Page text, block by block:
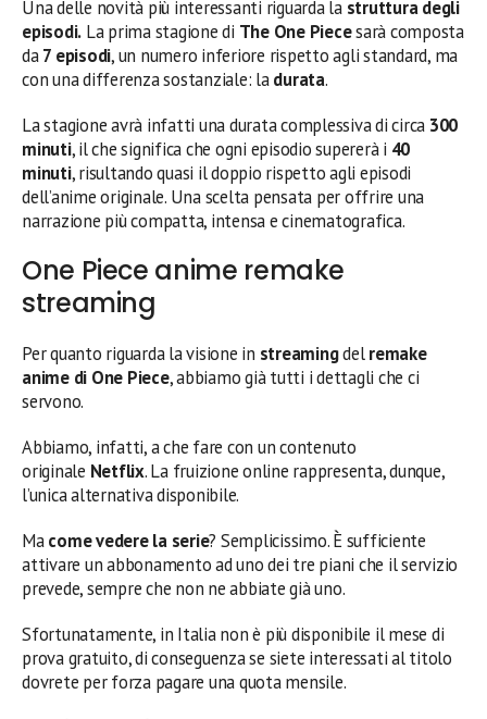
Una delle novità più interessanti riguarda lastruttura degli
episodi. La prima stagione di The One Piecesarà composta
da7 episodi, un numero inferiore rispetto agli standard, ma
con una differenza sostanziale: ladurata.
La stagione avrà infatti una durata complessiva di circa 300
minuti, il che significa che ogni episodio supererà i 40
minuti, risultando quasi il doppio rispetto agli episodi
dell’anime originale. Una scelta pensata per offrire una
narrazione più compatta, intensa e cinematografica.
One Piece anime remake
streaming
Per quanto riguarda la visione in streamingdelremake
anime di One Piece, abbiamo già tutti i dettagli che ci
servono.
Abbiamo, infatti, a che fare con un contenuto
originale Netflix. La fruizione online rappresenta, dunque,
l’unica alternativa disponibile.
Macome vedere la serie? Semplicissimo. È sufficiente
attivare un abbonamento ad uno dei tre piani che il servizio
prevede, sempre che non ne abbiate già uno.
Sfortunatamente, in Italia non è più disponibile il mese di
prova gratuito, di conseguenza se siete interessati al titolo
dovrete per forza pagare una quota mensile.